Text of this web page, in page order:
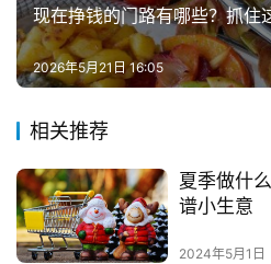
兼
职
项
目
商
创
业
投稿
8000、10000的。北京、上海
过1.5万元。”
个需要耐心和兴趣虽然比较适合
性很少。上岗之前需要培训，优
德式以及英式等面包的烘焙技术。
现在挣钱的门路有哪些？抓住
2026年5月21日 16:05
相关推荐
夏季做什
谱小生意
2024年5月1日